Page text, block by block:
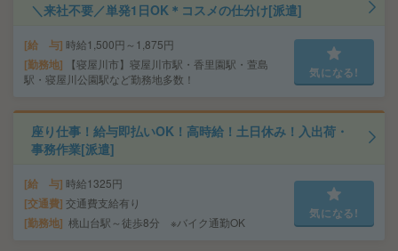
＼来社不要／単発1日OK＊コスメの仕分け[派遣]
給 与 時給1,500円～1,875円
勤務地
【寝屋川市】寝屋川市駅・香里園駅・萱島
駅・寝屋川公園駅など勤務地多数！
気になる!
座り仕事！給与即払いOK！高時給！土日休み！入出荷・
事務作業[派遣]
給 与 時給1325円
交通費 交通費支給有り
勤務地 桃山台駅～徒歩8分 ※バイク通勤OK
気になる!